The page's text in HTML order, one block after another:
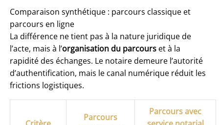
Comparaison synthétique : parcours classique et
parcours en ligne
La différence ne tient pas à la nature juridique de
l’acte, mais à l’organisation du parcours et à la
rapidité des échanges. Le notaire demeure l’autorité
d’authentification, mais le canal numérique réduit les
frictions logistiques.
Parcours
Parcours avec